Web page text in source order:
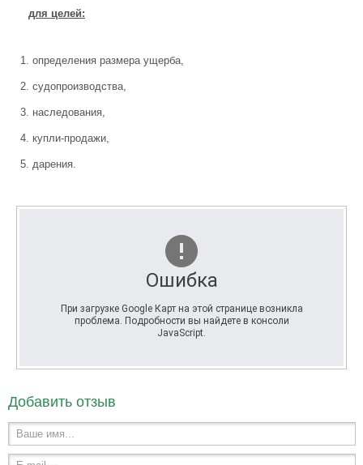
для целей:
определения размера ущерба,
судопроизводства,
наследования,
купли-продажи,
дарения.
Ошибка
При загрузке Google Карт на этой странице возникла
проблема. Подробности вы найдете в консоли
JavaScript.
Добавить отзыв
Ваше имя...